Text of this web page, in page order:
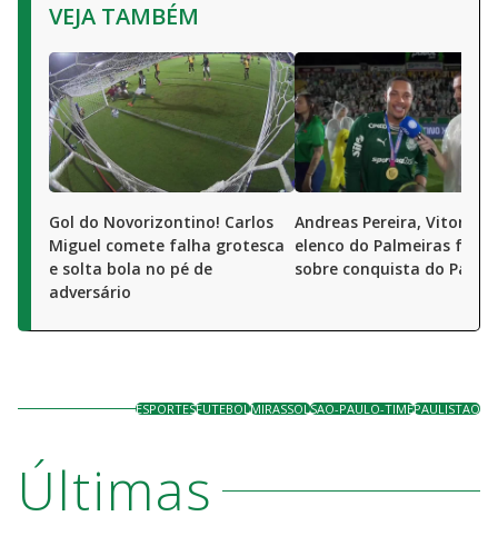
VEJA TAMBÉM
Gol do Novorizontino! Carlos
Miguel comete falha grotesca
e solta bola no pé de
adversário
Andreas Pereira, Vitor
elenco do Palmeiras
sobre conquista do
ESPORTESFUTEBOLMIRASSOLSAO-PAULO-TIMEPAULISTAO
Últimas